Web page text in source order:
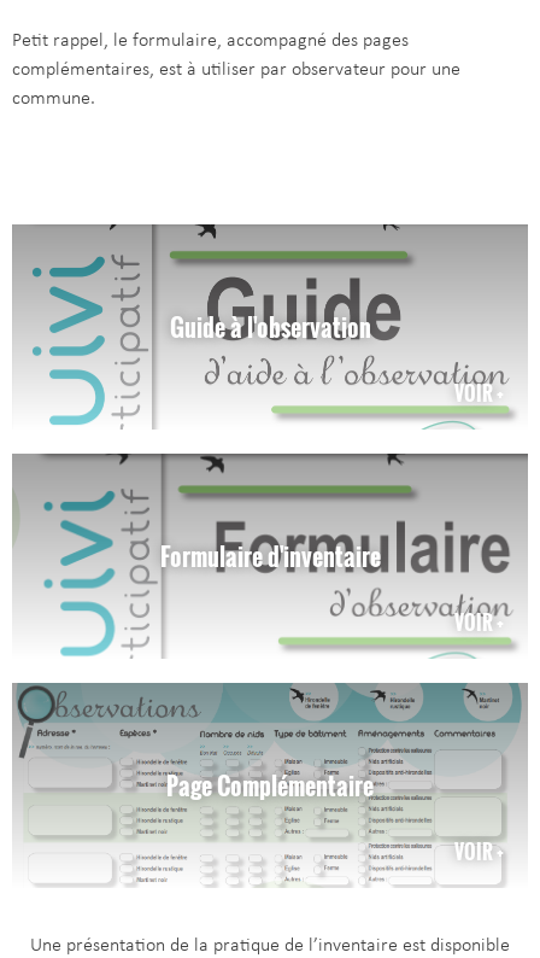
Petit rappel, le formulaire, accompagné des pages
complémentaires, est à utiliser par observateur pour une
commune.
Guide à l'observation
VOIR +
Formulaire d'inventaire
VOIR +
Page Complémentaire
VOIR +
Une présentation de la pratique de l’inventaire est disponible